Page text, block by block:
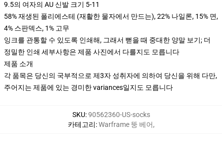
9.5의 여자의 AU 신발 크기 5-11
58% 재생된 폴리에스테 (재활한 물자에서 만드는), 22% 나일론, 15% 면,
4% 스판덱스, 1% 고무
잉크를 관통할 수 있도록 인쇄해, 그래서 뻗을 때 중대한 양말 보기; 더
정밀한 인쇄 세부사항은 제품 사진에서 다를지도 모릅니다
제품 소개
각 품목은 당신의 국부적으로 제3자 성취자에 의하여 당신을 위해 다만,
주어지는 제품에 있는 경미한 variances일지도 모릅니다
SKU:90562360-US-socks
카테고리:Warframe 뚱 베어,